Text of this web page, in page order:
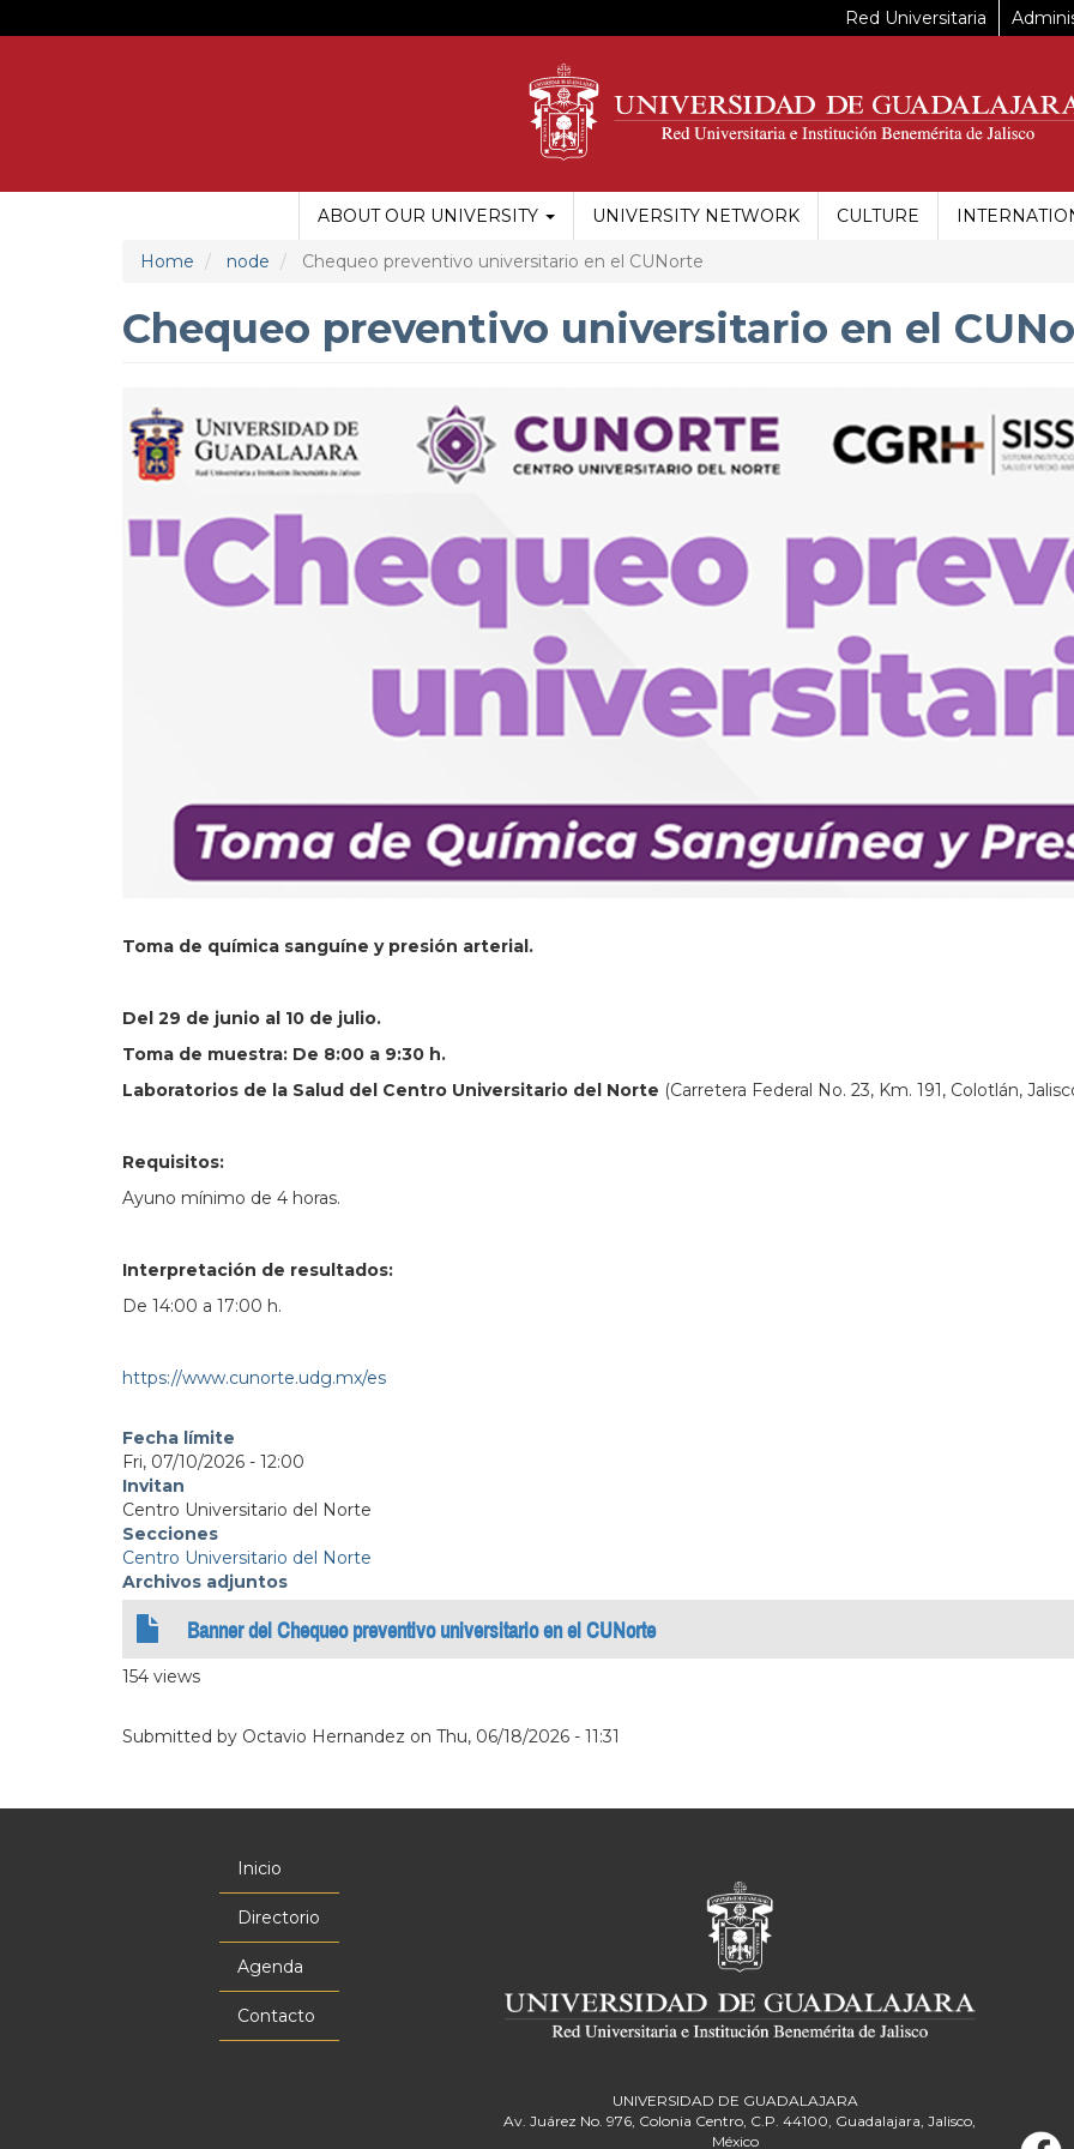
to
Red Universitaria
MAIN
MENU
ABOUT OUR UNIVERSITY UNIVERSITY NETWORK CULTURE
Home node Chequeo preventivo universitario en el CUNorte
Chequeo preventivo universitario en el
Toma de química sanguíne y presión arterial.
Del 29 de junio al 10 de julio.
Toma de muestra: De 8:00 a 9:30 h.
Laboratorios de la Salud del Centro Universitario del Norte (Carretera Federal No. 23, Km. 191, Colotlán,
Requisitos:
Ayuno mínimo de 4 horas.
Interpretación de resultados:
De 14:00 a 17:00 h.
https://www.cunorte.udg.mx/es
Fecha límite
Fri, 07/10/2026 - 12:00
Invitan
Centro Universitario del Norte
Secciones
Centro Universitario del Norte
Archivos adjuntos
Banner del Chequeo preventivo universitario en el CUNorte
154 views
Submitted by Octavio Hernandez on Thu, 06/18/2026 - 11:31
principal
Inicio
Directorio
Agenda
Contacto
UNIVERSIDAD DE GUADALAJARA
Av. Juárez No. 976, Colonia Centro, C.P. 44100, Guadalajara, Jalisco,
México